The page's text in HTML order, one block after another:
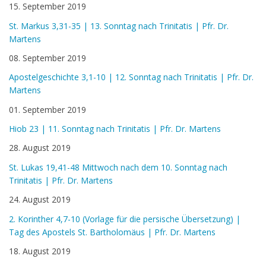
15. September 2019
St. Markus 3,31-35 | 13. Sonntag nach Trinitatis | Pfr. Dr.
Martens
08. September 2019
Apostelgeschichte 3,1-10 | 12. Sonntag nach Trinitatis | Pfr. Dr.
Martens
01. September 2019
Hiob 23 | 11. Sonntag nach Trinitatis | Pfr. Dr. Martens
28. August 2019
St. Lukas 19,41-48 Mittwoch nach dem 10. Sonntag nach
Trinitatis | Pfr. Dr. Martens
24. August 2019
2. Korinther 4,7-10 (Vorlage für die persische Übersetzung) |
Tag des Apostels St. Bartholomäus | Pfr. Dr. Martens
18. August 2019